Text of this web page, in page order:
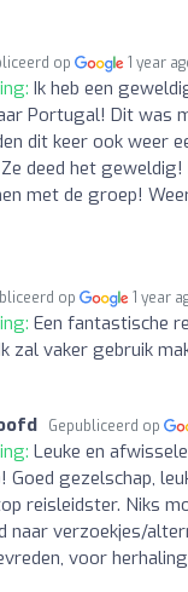
op 1 year
Ik heb een
Portugal! Dit was
dit keer ook weer
deed het geweldig!
met de groep!
op 1 year
Een fantastische
zal vaker gebruik
Gepubliceerd op
Leuke en
Goed gezelschap,
reisleidster. Niks
naar verzoekjes/
voor